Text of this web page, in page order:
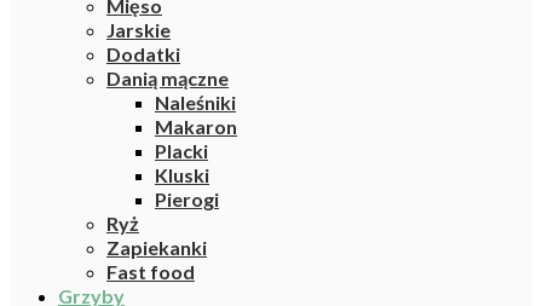
Mięso
Jarskie
Dodatki
Danią mączne
Naleśniki
Makaron
Placki
Kluski
Pierogi
Ryż
Zapiekanki
Fast food
Grzyby